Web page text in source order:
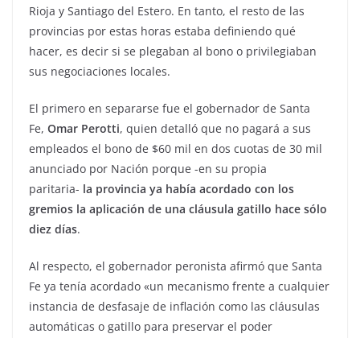
Rioja y Santiago del Estero. En tanto, el resto de las
provincias por estas horas estaba definiendo qué
hacer, es decir si se plegaban al bono o privilegiaban
sus negociaciones locales.
El primero en separarse fue el gobernador de Santa
Fe, Omar Perotti, quien detalló que no pagará a sus
empleados el bono de $60 mil en dos cuotas de 30 mil
anunciado por Nación porque -en su propia
paritaria- la provincia ya había acordado con los
gremios la aplicación de una cláusula gatillo hace sólo
diez días.
Al respecto, el gobernador peronista afirmó que Santa
Fe ya tenía acordado «un mecanismo frente a cualquier
instancia de desfasaje de inflación como las cláusulas
automáticas o gatillo para preservar el poder